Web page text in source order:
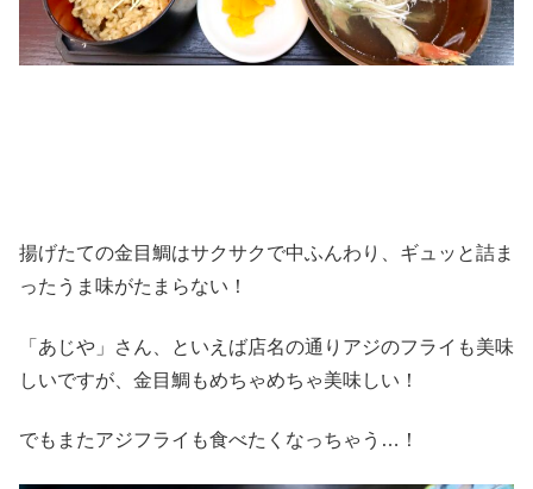
揚げたての金目鯛はサクサクで中ふんわり、ギュッと詰ま
ったうま味がたまらない！
「あじや」さん、といえば店名の通りアジのフライも美味
しいですが、金目鯛もめちゃめちゃ美味しい！
でもまたアジフライも食べたくなっちゃう…！